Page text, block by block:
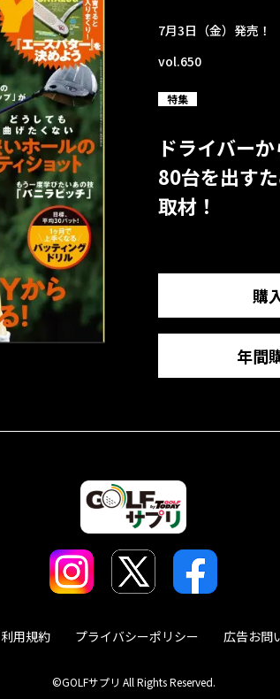
7月3日（金）発売！
vol.650
特集
ドライバー
80台を出す
取材！
購
年間
利用規約 プライバシーポリシー 広告お問
©GOLFサプリ All Rights Reserved.